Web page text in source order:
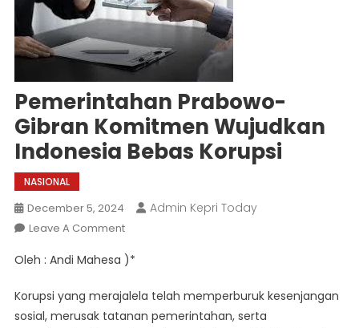
Pemerintahan Prabowo-
Gibran Komitmen Wujudkan
Indonesia Bebas Korupsi
NASIONAL
December 5, 2024 Admin Kepri Today
Leave A CommentOn
Prabowo-
Komitmen
Wujudkan
Oleh : Andi Mahesa )*
Korupsi yang merajalela telah memperburuk kesenjangan
sosial, merusak tatanan pemerintahan, serta